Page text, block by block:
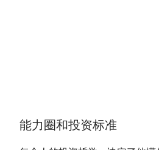
能力圈和投资标准